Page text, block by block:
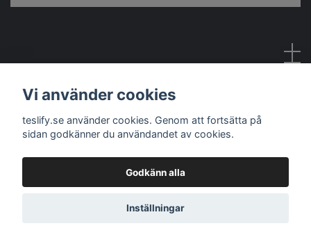
© 2026 Teslify
Vi använder cookies
teslify.se använder cookies. Genom att fortsätta på
sidan godkänner du användandet av cookies.
Godkänn alla
Inställningar